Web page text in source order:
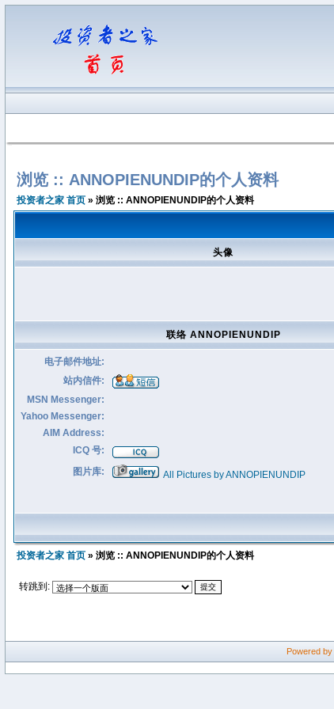
浏览 :: ANNOPIENUNDIP的个人资料
投资者之家 首页 » 浏览 :: ANNOPIENUNDIP的个人资料
头像
联络 ANNOPIENUNDIP
电子邮件地址:
站内信件:
MSN Messenger:
Yahoo Messenger:
AIM Address:
ICQ 号:
图片库:
All Pictures by ANNOPIENUNDIP
投资者之家 首页 » 浏览 :: ANNOPIENUNDIP的个人资料
转跳到:
Powered by